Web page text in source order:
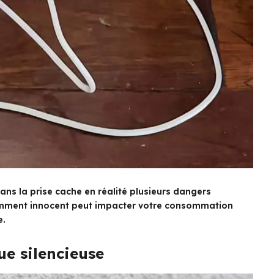
la prise cache en réalité plusieurs dangers
innocent peut impacter votre consommation
silencieuse